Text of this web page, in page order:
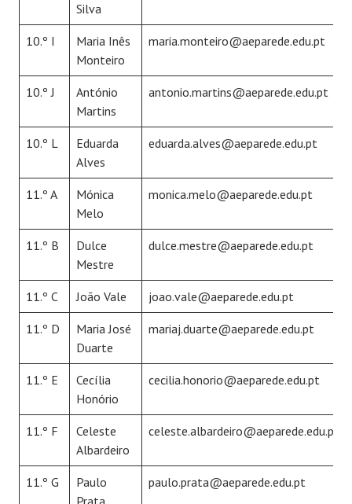
Silva
10.º I
Maria Inês
Monteiro
maria.monteiro@aeparede.edu.pt
10.º J
António
Martins
antonio.martins@aeparede.edu.pt
10.º L
Eduarda
Alves
eduarda.alves@aeparede.edu.pt
11.º A
Mónica
Melo
monica.melo@aeparede.edu.pt
11.º B
Dulce
Mestre
dulce.mestre@aeparede.edu.pt
11.º C João Vale joao.vale@aeparede.edu.pt
11.º D
Maria José
Duarte
mariaj.duarte@aeparede.edu.pt
11.º E
Cecília
Honório
cecilia.honorio@aeparede.edu.pt
11.º F
Celeste
Albardeiro
celeste.albardeiro@aeparede.edu.pt
11.º G
Paulo
paulo.prata@aeparede.edu.pt